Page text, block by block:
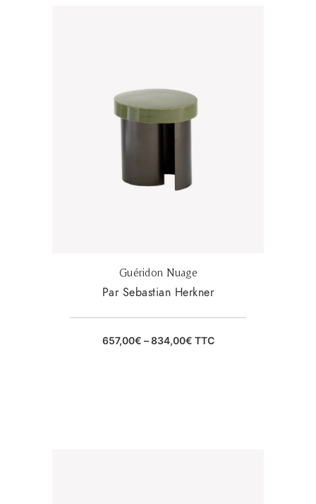
Guéridon Nuage
Par Sebastian Herkner
657,00€ –834,00€ TTC